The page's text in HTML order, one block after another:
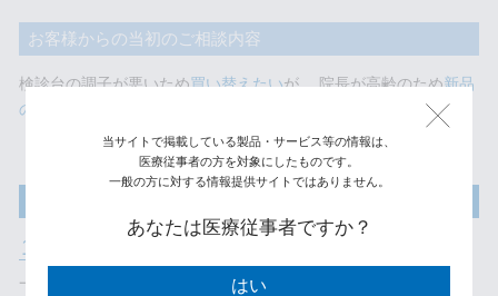
当サイトで掲載している製品・サービス等の情報は、
医療従事者の方を対象にしたものです。
一般の方に対する情報提供サイトではありません。
あなたは医療従事者ですか？
はい
お客様からの 当初のご相談内容
検診台の調子が悪いため買い替えたいが、 院長が高齢のため新品
の購入にはためらいがある
1.
一定のレンタル料で、新品の機器や最新モデルが借りられ